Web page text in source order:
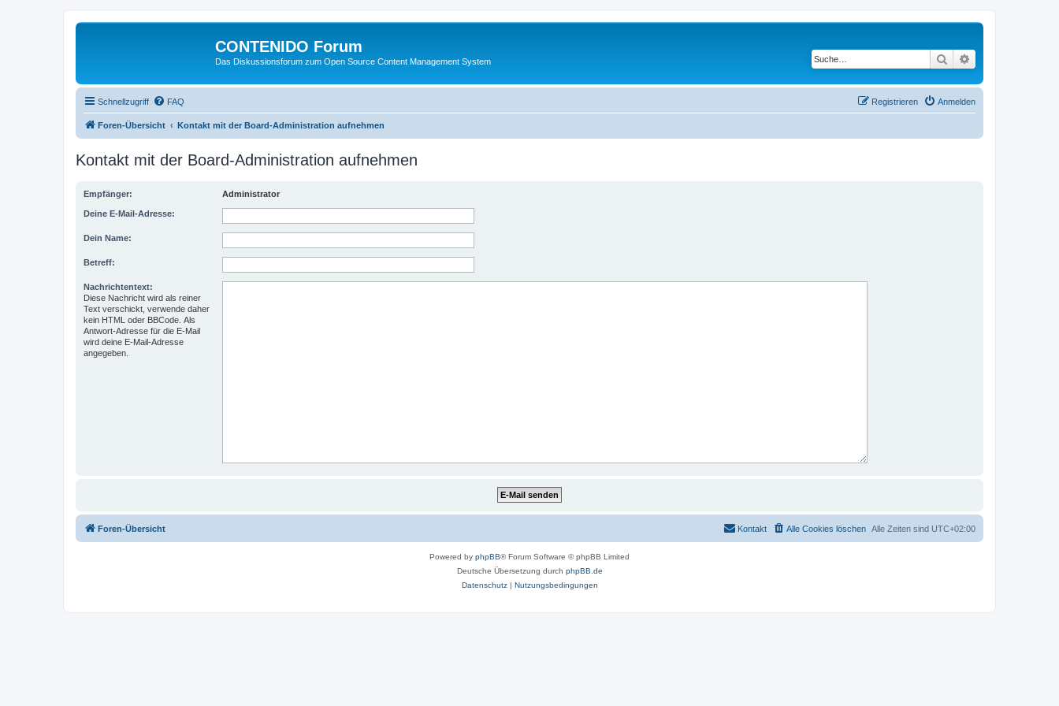
CONTENIDO Forum
Das Diskussionsforum zum Open Source Content Management System Suche
Schnellzugriff FAQ Anmelden
Registrieren
Foren-Übersicht Kontakt mit der Board-Administration aufnehmen
Kontakt mit der Board-Administration aufnehmen
Empfänger: Administrator
Deine E-Mail-Adresse:
Dein Name:
Betreff:
Nachrichtentext:
Diese Nachricht wird als reiner
Text verschickt, verwende daher
kein HTML oder BBCode. Als
Antwort-Adresse für die E-Mail
wird deine E-Mail-Adresse
angegeben.
Foren-Übersicht Alle Zeiten sind UTC+02:00
Alle Cookies löschen
Kontakt
Powered by phpBB® Forum Software © phpBB Limited
Deutsche Übersetzung durch phpBB.de
Datenschutz| Nutzungsbedingungen